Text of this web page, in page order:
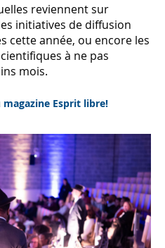
reviennent sur
initiatives de diffusion
cette année, ou encore les
à ne pas
mois.
Esprit libre!